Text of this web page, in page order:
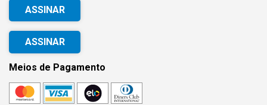
ASSINAR
Meios de Pagamento